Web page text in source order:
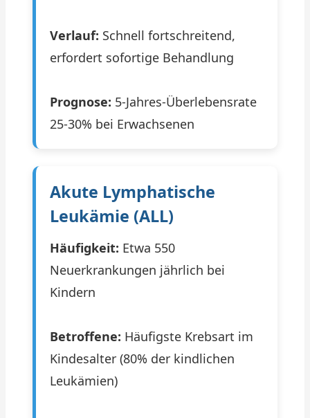
Verlauf: Schnell fortschreitend,
erfordert sofortige Behandlung
Prognose: 5-Jahres-Überlebensrate
25-30% bei Erwachsenen
Akute Lymphatische
Leukämie (ALL)
Häufigkeit: Etwa 550
Neuerkrankungen jährlich bei
Kindern
Betroffene: Häufigste Krebsart im
Kindesalter (80% der kindlichen
Leukämien)